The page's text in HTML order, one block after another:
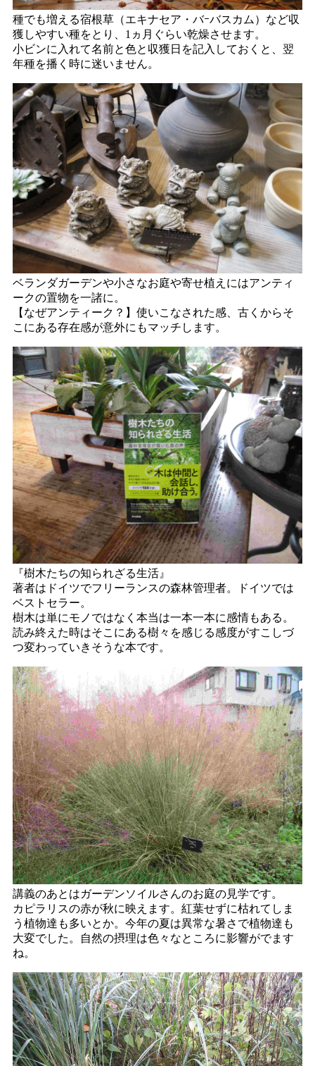
種でも増える宿根草（エキナセア・バｰバスカム）など収
獲しやすい種をとり、1ヵ月ぐらい乾燥させます。
小ビンに入れて名前と色と収獲日を記入しておくと、翌
年種を播く時に迷いません。
ベランダガーデンや小さなお庭や寄せ植えにはアンティ
ークの置物を一諸に。
【なぜアンティーク？】使いこなされた感、古くからそ
こにある存在感が意外にもマッチします。
『樹木たちの知られざる生活』
著者はドイツでフリーランスの森林管理者。ドイツでは
ベストセラー。
樹木は単にモノではなく本当は一本一本に感情もある。
読み終えた時はそこにある樹々を感じる感度がすこしづ
つ変わっていきそうな本です。
講義のあとはガーデンソイルさんのお庭の見学です。
カピラリスの赤が秋に映えます。紅葉せずに枯れてしま
う植物達も多いとか。今年の夏は異常な暑さで植物達も
大変でした。自然の摂理は色々なところに影響がでます
ね。